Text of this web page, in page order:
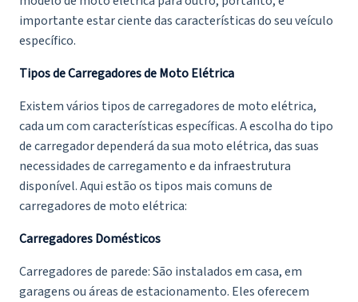
importante estar ciente das características do seu veículo
específico.
Tipos de Carregadores de Moto Elétrica
Existem vários tipos de carregadores de moto elétrica,
cada um com características específicas. A escolha do tipo
de carregador dependerá da sua moto elétrica, das suas
necessidades de carregamento e da infraestrutura
disponível. Aqui estão os tipos mais comuns de
carregadores de moto elétrica:
Carregadores Domésticos
Carregadores de parede: São instalados em casa, em
garagens ou áreas de estacionamento. Eles oferecem